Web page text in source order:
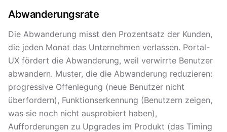
Abwanderungsrate
Die Abwanderung misst den Prozentsatz der Kunden,
die jeden Monat das Unternehmen verlassen. Portal-
UX fördert die Abwanderung, weil verwirrte Benutzer
abwandern. Muster, die die Abwanderung reduzieren:
progressive Offenlegung (neue Benutzer nicht
überfordern), Funktionserkennung (Benutzern zeigen,
was sie noch nicht ausprobiert haben),
Aufforderungen zu Upgrades im Produkt (das Timing